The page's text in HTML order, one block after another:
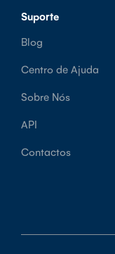
Suporte
Blog
Centro de Ajuda
Sobre Nós
API
Contactos